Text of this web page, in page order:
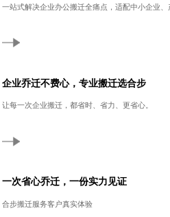
一站式解决企业办公搬迁全痛点，适配中小企业
企业乔迁不费心，专业搬迁选合步
让每一次企业搬迁，都省时、省力、更省心。
一次省心乔迁，一份实力见证
合步搬迁服务客户真实体验